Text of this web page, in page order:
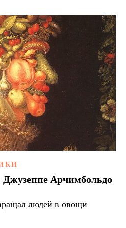
Арчимбольдо
людей в овощи